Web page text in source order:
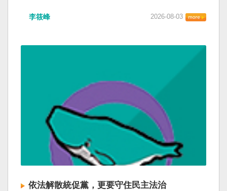
李筱峰 2026-08-03
依法解散統促黨，更要守住民主法治